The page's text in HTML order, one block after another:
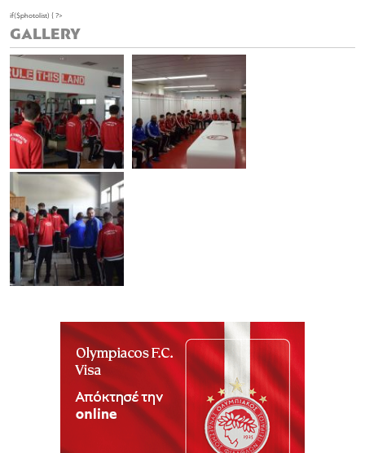
if($photolist) { ?>
GALLERY